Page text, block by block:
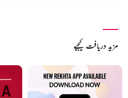
مزید دریافت کیجیے